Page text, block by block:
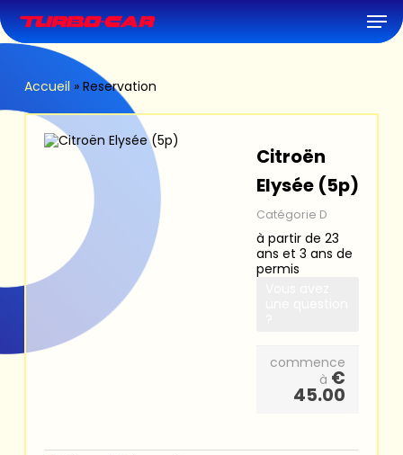
to
main
content
Accueil » Reservation
Citroën
Elysée (5p)
Catégorie D
à partir de 23
ans et 3 ans de
permis
commence
à €
45.00